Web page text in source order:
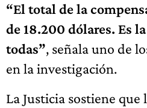
“El total de la
de 18.200 dólares. Es
todas”, señala uno de
en la investigación.
La Justicia sostiene que